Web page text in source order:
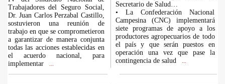
Trabajadores del Seguro Social,
Dr. Juan Carlos Perzabal Castillo,
sostuvieron una reunión de
trabajo en que se comprometieron
a garantizar de manera conjunta
todas las acciones establecidas en
el acuerdo nacional, para
implementar
Secretario de Salud…
• La Confederación Nacional
Campesina (CNC) implementará
siete programas de apoyo a los
productores agropecuarios de todo
el país y que serán puestos en
operación una vez que pase la
contingencia de salud